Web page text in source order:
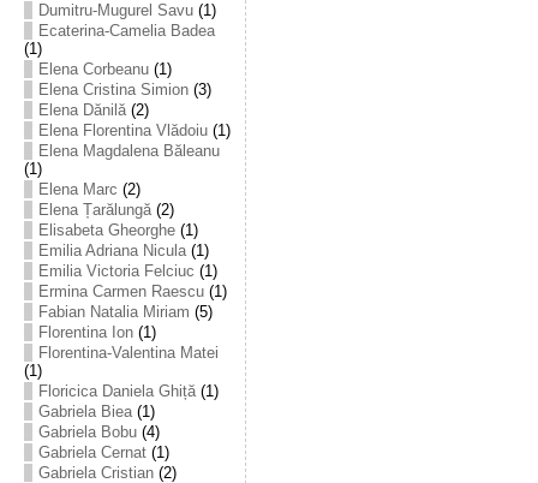
Dumitru-Mugurel Savu(1)
Ecaterina-Camelia Badea
(1)
Elena Corbeanu(1)
Elena Cristina Simion(3)
Elena Dănilă(2)
Elena Florentina Vlădoiu(1)
Elena Magdalena Băleanu
(1)
Elena Marc (2)
Elena Țarălungă(2)
Elisabeta Gheorghe(1)
Emilia Adriana Nicula(1)
Emilia Victoria Felciuc (1)
Ermina Carmen Raescu(1)
Fabian Natalia Miriam (5)
Florentina Ion(1)
Florentina-Valentina Matei
(1)
Floricica Daniela Ghiță(1)
Gabriela Biea(1)
Gabriela Bobu(4)
Gabriela Cernat(1)
Gabriela Cristian(2)